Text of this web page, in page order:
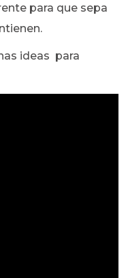
para que sepa
ideas para